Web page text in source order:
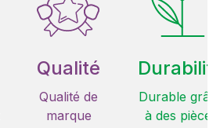
Qualité
Qualité de
marque
Durable
à des pièces